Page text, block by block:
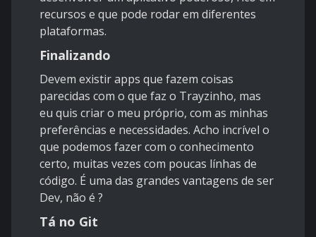
recursos e que pode rodar em diferentes
plataformas.
Finalizando
Devem existir apps que fazem coisas
parecidas com o que faz o Trayzinho, mas
eu quis criar o meu próprio, com as minhas
preferências e necessidades. Acho incrível o
que podemos fazer com o conhecimento
certo, muitas vezes com poucas línhas de
código. É uma das grandes vantagens de ser
Dev, não é ?
Tá no Git